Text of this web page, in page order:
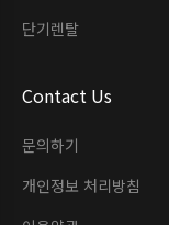
단기렌탈
Contact Us
문의하기
개인정보 처리방침